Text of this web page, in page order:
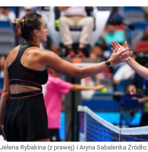
Jelena Rybakina (z prawej) i Aryna Sabalenka Źródło: